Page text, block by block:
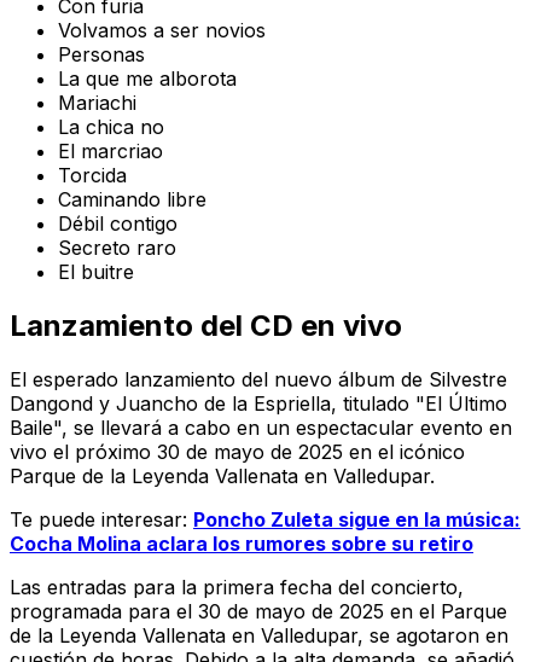
Con furia
Volvamos a ser novios
Personas
La que me alborota
Mariachi
La chica no
El marcriao
Torcida
Caminando libre
Débil contigo
Secreto raro
El buitre
Lanzamiento del CD en vivo
El esperado lanzamiento del nuevo álbum de Silvestre
Dangond y Juancho de la Espriella, titulado "El Último
Baile", se llevará a cabo en un espectacular evento en
vivo el próximo 30 de mayo de 2025 en el icónico
Parque de la Leyenda Vallenata en Valledupar.
Te puede interesar: Poncho Zuleta sigue en la música:
Cocha Molina aclara los rumores sobre su retiro
Las entradas para la primera fecha del concierto,
programada para el 30 de mayo de 2025 en el Parque
de la Leyenda Vallenata en Valledupar, se agotaron en